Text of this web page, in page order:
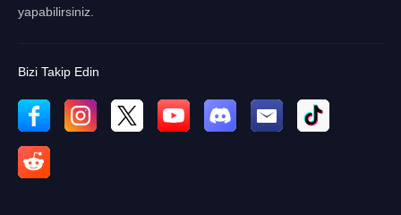
yapabilirsiniz.
Bizi Takip Edin